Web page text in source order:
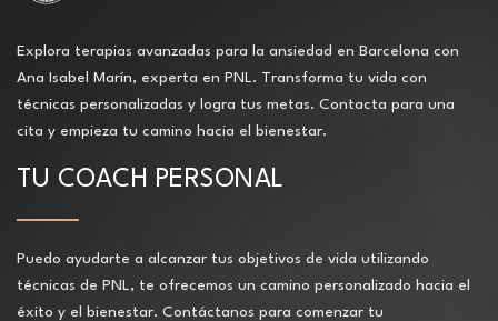
Explora terapias avanzadas para la ansiedad en Barcelona con
Ana Isabel Marín, experta en PNL. Transforma tu vida con
técnicas personalizadas y logra tus metas. Contacta para una
cita y empieza tu camino hacia el bienestar.
TU COACH PERSONAL
Puedo ayudarte a alcanzar tus objetivos de vida utilizando
técnicas de PNL, te ofrecemos un camino personalizado hacia el
éxito y el bienestar. Contáctanos para comenzar tu